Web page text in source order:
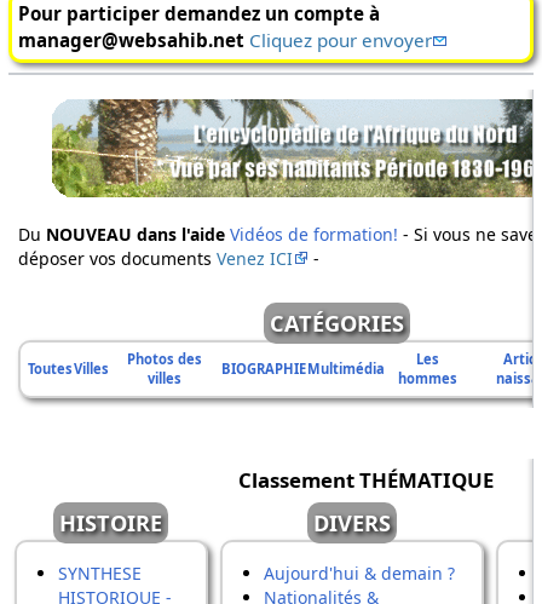
Pour participer demandez un compte à
manager@websahib.net Cliquez pour envoyer
Du NOUVEAU dans l'aide Vidéos de formation! - Si vous ne
déposer vos documents Venez ICI -
CATÉGORIES
ToutesVilles
Photos des
villes
BIOGRAPHIEMultimédia
Les
hommes
Classement THÉMATIQUE
HISTOIRE
SYNTHESE
HISTORIQUE -
DIVERS
Aujourd'hui & demain ?
Nationalités &